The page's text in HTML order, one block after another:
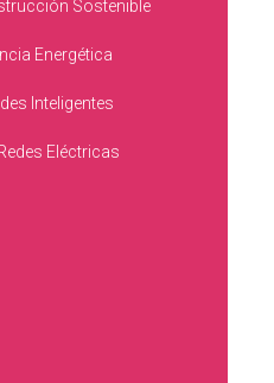
Sostenible
Energética
Inteligentes
Eléctricas